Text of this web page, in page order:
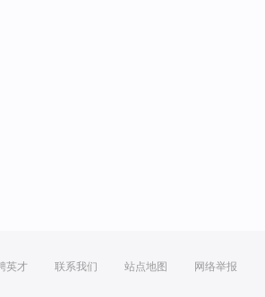
英才 联系我们 站点地图 网络举报